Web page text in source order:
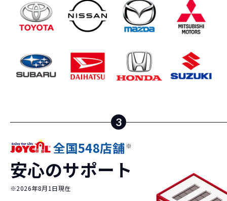
3
全国548店舗※
安心のサポート
※2026年8月1日現在